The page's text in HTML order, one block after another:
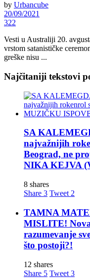
by Urbancube
20/09/2021
322
Vesti u Australiji 20.
vrstom satanističke
greške nisu ...
Najčitaniji tekstovi
SA
najvažnijih
Beograd, ne
NIKA KEJVA
8 shares
Share 3 Tweet 2
TAMNA
MISLITE!
razumevanje
što postoji?!
12 shares
Share 5 Tweet 3